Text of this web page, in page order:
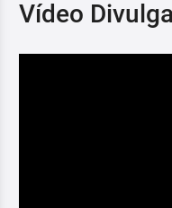
Vídeo